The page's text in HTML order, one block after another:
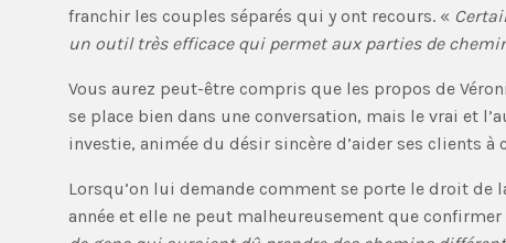
franchir les couples séparés qui y ont recours. «
un outil très efficace qui permet aux parties de
Vous aurez peut-être compris que les propos de
se place bien dans une conversation, mais le vrai et
investie, animée du désir sincère d’aider ses clients
Lorsqu’on lui demande comment se porte le droit de
année et elle ne peut malheureusement que